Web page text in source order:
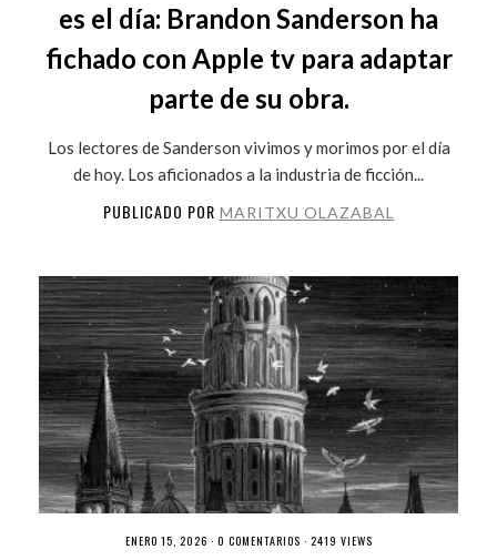
es el día: Brandon Sanderson ha
fichado con Apple tv para adaptar
parte de su obra.
Los lectores de Sanderson vivimos y morimos por el día
de hoy. Los aficionados a la industria de ficción...
PUBLICADO POR MARITXU OLAZABAL
ENERO 15, 2026 · 0 COMENTARIOS · 2419 VIEWS